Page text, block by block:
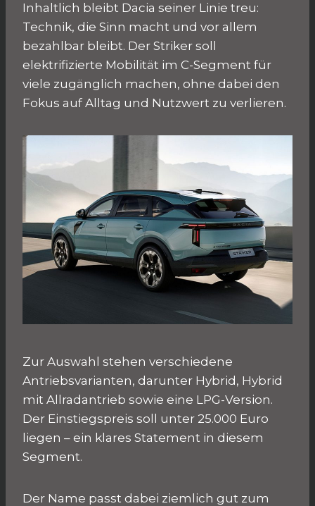
Inhaltlich bleibt Dacia seiner Linie treu:
Technik, die Sinn macht und vor allem
bezahlbar bleibt. Der Striker soll
elektrifizierte Mobilität im C-Segment für
viele zugänglich machen, ohne dabei den
Fokus auf Alltag und Nutzwert zu verlieren.
Zur Auswahl stehen verschiedene
Antriebsvarianten, darunter Hybrid, Hybrid
mit Allradantrieb sowie eine LPG-Version.
Der Einstiegspreis soll unter 25.000 Euro
liegen – ein klares Statement in diesem
Segment.
Der Name passt dabei ziemlich gut zum